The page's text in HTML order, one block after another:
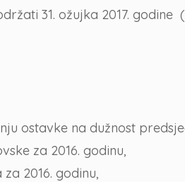
31. ožujka 2017.
ostavke na dužnost
za 2016. godinu,
2016. godinu,